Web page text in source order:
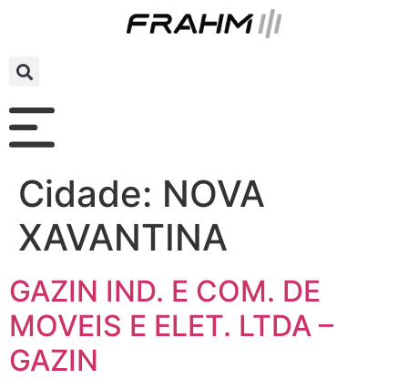
Cidade: NOVA
XAVANTINA
GAZIN IND. E COM. DE
MOVEIS E ELET. LTDA –
GAZIN